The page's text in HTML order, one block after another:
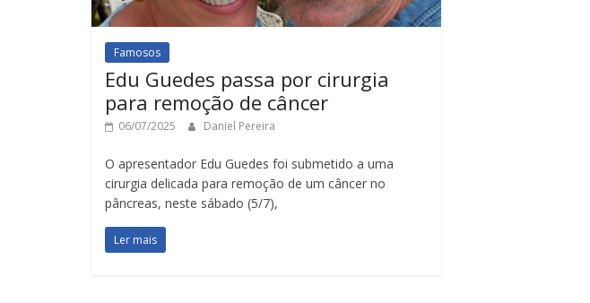
Famosos
Edu Guedes passa por cirurgia
para remoção de câncer
06/07/2025 Daniel Pereira
O apresentador Edu Guedes foi submetido a uma
cirurgia delicada para remoção de um câncer no
pâncreas, neste sábado (5/7),
Ler mais